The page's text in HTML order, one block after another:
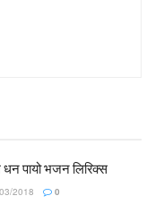
धन पायो भजन लिरिक्स
2018 0